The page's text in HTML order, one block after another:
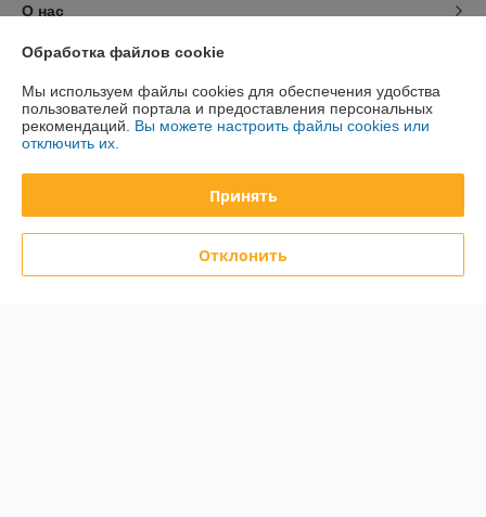
О нас
Контакты
Доставка и оплата
Полная версия сайта
Политика обработки cookies
Обработка файлов cookie
Мы используем файлы cookies для обеспечения удобства
пользователей портала и предоставления персональных
рекомендаций. Вы можете настроить файлы cookies или
отключить их.
Принять
Отклонить